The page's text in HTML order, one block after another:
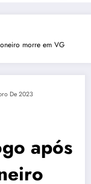
morre em VG
De 2023
após